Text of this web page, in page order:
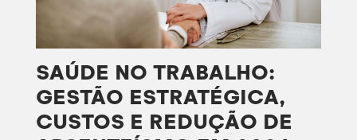
SAÚDE NO TRABALHO:
GESTÃO ESTRATÉGICA,
CUSTOS E REDUÇÃO DE